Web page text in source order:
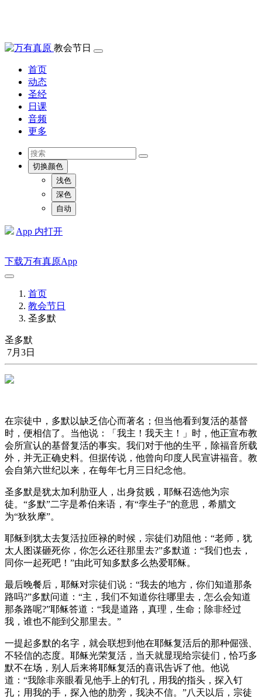
教会节日
首页
动态
圣经
日课
音频
更多
切换颜色
浅色
深色
自动
App 内打开
下载万有真原App
首页
教会节日
圣多默
圣多默
7月3日
在宗徒中，多默以缺乏信心而著名；但当他看到复活的基督
时，便相信了。当他说：「我主！我天主！」时，他正宣布教
会所宣认的基督复活的事实。我们对于他的生平，除福音所载
外，并无正确史料。但据传说，他曾向印度人民宣讲福音。教
会自第六世纪以来，在每年七月三日纪念他。
圣多默是犹太加利肋亚人，出身贫贱，耶稣召选他为宗
徒。“多默”二字是希伯来语，有“孪生子”的意思，希腊文
为“狄狄摩”。
耶稣到犹太去复活拉匝禄的时候，宗徒们劝阻他：“老师，犹
太人图谋砸死你，你怎么还往那里去?”多默道：“我们也去，
同你一起死吧！”由此可知多默多么热爱耶稣。
最后晚餐后，耶稣对宗徒们说：“我去的地方，你们知道那条
路吗?”多默问道：“主，我们不知道你往哪里去，怎么会知道
那条路呢?”耶稣答道：“我是道路，真理，生命；除非经过
我，谁也不能到父那里去。”
一提起多默的名字，就会联想到他在耶稣复活后的那种倔强、
不轻信的态度。耶稣光荣复活，当天就显现给宗徒们，恰巧多
默不在场，别人后来将耶稣复活的喜讯告诉了他。他说
道：“我除非亲眼看见他手上的钉孔，用我的指头，探入钉
孔；用我的手，探入他的肋旁，我决不信。”八天以后，宗徒